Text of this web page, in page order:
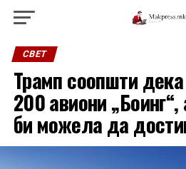
СВЕТ
Трамп соопшти
200 авиони
би можела да